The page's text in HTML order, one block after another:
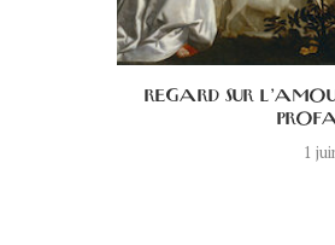
REGARD SUR
1